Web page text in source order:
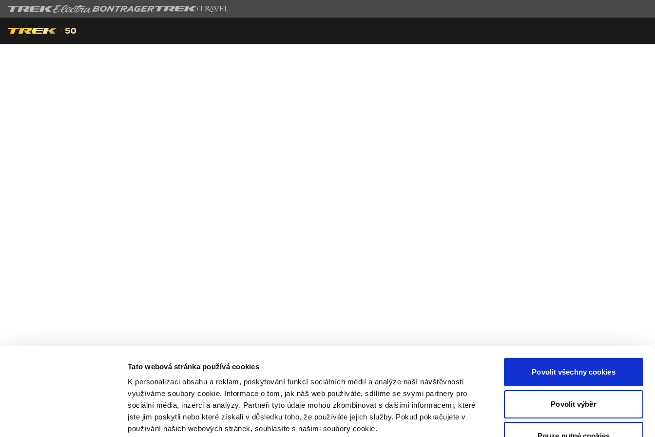
Tato webová stránka používá cookies
K personalizaci obsahu a reklam, poskytování funkcí sociálních médií a analýze naší návštěvnosti
využíváme soubory cookie. Informace o tom, jak náš web používáte, sdílíme se svými partnery pro
sociální média, inzerci a analýzy. Partneři tyto údaje mohou zkombinovat s dalšími informacemi, které
jste jim poskytli nebo které získali v důsledku toho, že používáte jejich služby. Pokud pokračujete v
používání našich webových stránek, souhlasíte s našimi soubory cookie.
Povolit všechny cookies
Povolit výběr